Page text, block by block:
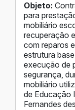
Objeto:
para
mobiliário
recuperação
com reparos
estrutura
execução de
segurança,
mobiliário
de Educação
Fernandes